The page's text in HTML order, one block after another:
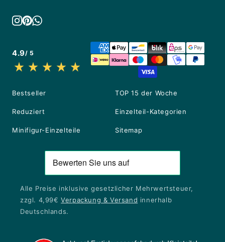
4.9/ 5
Bestseller TOP 15 der Woche
Reduziert Einzelteil-Kategorien
Minifigur-Einzelteile Sitemap
Alle Preise inklusive gesetzlicher Mehrwertsteuer,
zzgl. 4,99€Verpackung & Versand innerhalb
Deutschlands.